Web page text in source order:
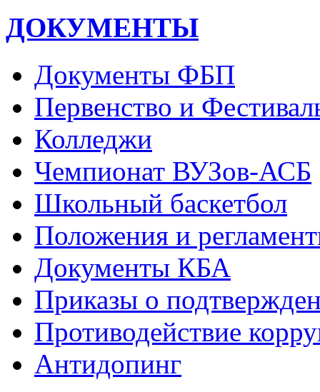
ДОКУМЕНТЫ
Документы ФБП
Первенство и
Колледжи
Чемпионат ВУЗов-АСБ
Школьный баскетбол
Положения и
Документы КБА
Приказы о
Противодействие
Антидопинг